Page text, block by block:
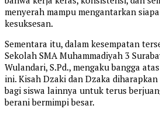
menyerah mampu mengantarkan
kesuksesan.
Sementara itu, dalam kesempatan
Sekolah SMA Muhammadiyah 3
Wulandari, S.Pd., mengaku bangga
ini. Kisah Dzaki dan Dzaka
bagi siswa lainnya untuk terus
berani bermimpi besar.